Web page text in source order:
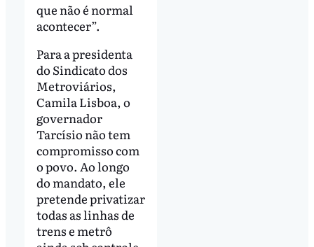
que não é normal
acontecer”.
Para a presidenta
do Sindicato dos
Metroviários,
Camila Lisboa, o
governador
Tarcísio não tem
compromisso com
o povo. Ao longo
do mandato, ele
pretende privatizar
todas as linhas de
trens e metrô